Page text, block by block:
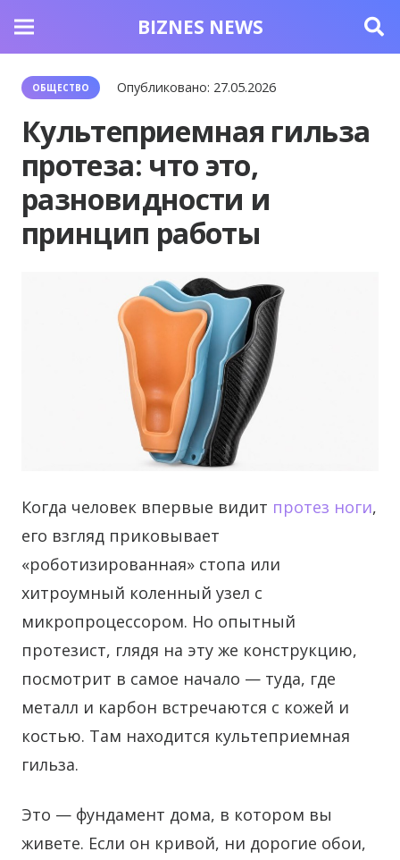
BIZNES NEWS
ОБЩЕСТВО Опубликовано: 27.05.2026
Культеприемная гильза
протеза: что это,
разновидности и
принцип работы
Когда человек впервые видит протез ноги,
его взгляд приковывает
«роботизированная» стопа или
хитроумный коленный узел с
микропроцессором. Но опытный
протезист, глядя на эту же конструкцию,
посмотрит в самое начало — туда, где
металл и карбон встречаются с кожей и
костью. Там находится культеприемная
гильза.
Это — фундамент дома, в котором вы
живете. Если он кривой, ни дорогие обои,